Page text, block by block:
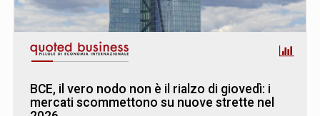
BCE, il vero nodo non è il rialzo di giovedì: i
mercati scommettono su nuove strette nel